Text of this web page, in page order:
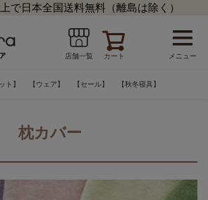
で日本全国送料無料（離島は除く）
店舗一覧 カート メニュー
ト】 【ウェア】 【セール】 【秋冬寝具】
枕カバー